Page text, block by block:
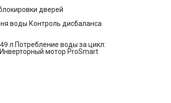
дверей
воды Контроль дисбаланса
л Потребление воды за цикл:
мотор ProSmart